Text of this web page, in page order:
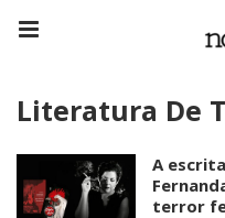
Literatura De
A
terror